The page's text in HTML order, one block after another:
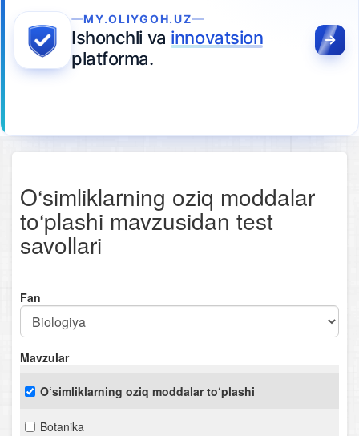
MY.OLIYGOH.UZ
Ishonchli va innovatsion
platforma.
O‘simliklarning oziq moddalar
to‘plashi mavzusidan test
savollari
Fan
Mavzular
O‘simliklarning oziq moddalar to‘plashi
Botanika